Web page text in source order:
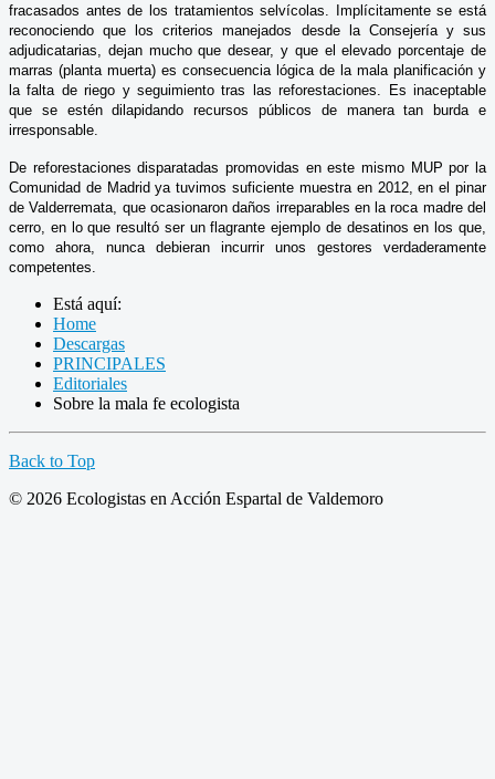
fracasados antes de los tratamientos selvícolas. Implícitamente se está
reconociendo que los criterios manejados desde la Consejería y sus
adjudicatarias, dejan mucho que desear, y que el elevado porcentaje de
marras (planta muerta) es consecuencia lógica de la mala planificación y
la falta de riego y seguimiento tras las reforestaciones. Es inaceptable
que se estén dilapidando recursos públicos de manera tan burda e
irresponsable.
De reforestaciones disparatadas promovidas en este mismo MUP por la
Comunidad de Madrid ya tuvimos suficiente muestra en 2012, en el pinar
de Valderremata, que ocasionaron daños irreparables en la roca madre del
cerro, en lo que resultó ser un flagrante ejemplo de desatinos en los que,
como ahora, nunca debieran incurrir unos gestores verdaderamente
competentes.
Está aquí:
Home
Descargas
PRINCIPALES
Editoriales
Sobre la mala fe ecologista
Back to Top
© 2026 Ecologistas en Acción Espartal de Valdemoro